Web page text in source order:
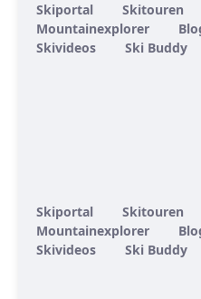
Skiportal Skitouren
Mountainexplorer
Skivideos
Ski Buddy
Skiportal Skitouren
Mountainexplorer
Skivideos
Ski Buddy